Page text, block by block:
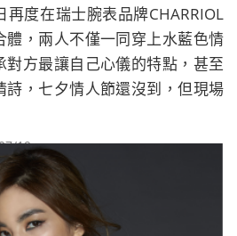
度在瑞士腕表品牌CHARRIOL
體，兩人不僅一同穿上水藍色情
方最讓自己心儀的特點，甚至
詩，七夕情人節還沒到，但現場
19